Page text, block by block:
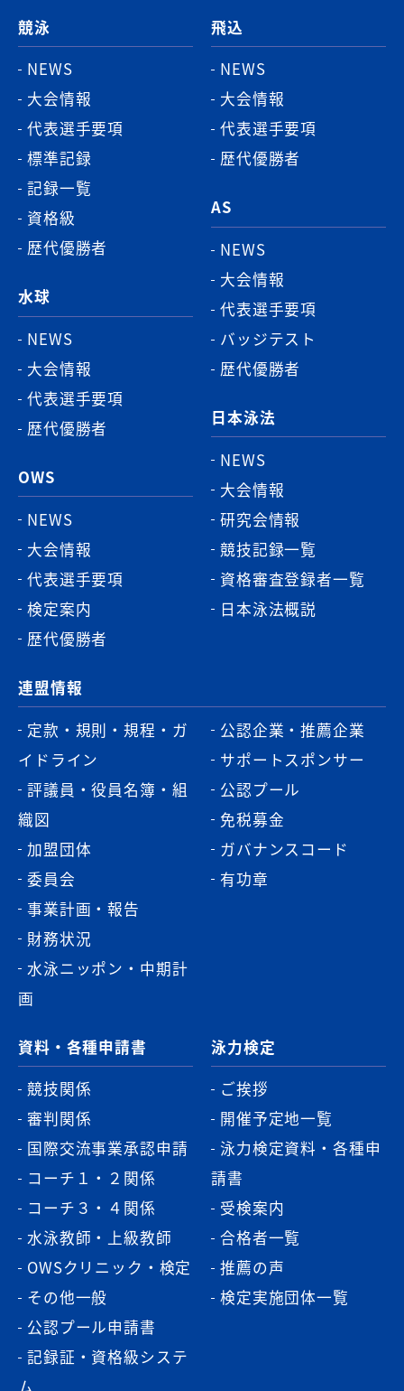
競泳
NEWS
大会情報
代表選手要項
標準記録
記録一覧
資格級
歴代優勝者
水球
NEWS
大会情報
代表選手要項
歴代優勝者
OWS
NEWS
大会情報
代表選手要項
検定案内
歴代優勝者
飛込
NEWS
大会情報
代表選手要項
歴代優勝者
AS
NEWS
大会情報
代表選手要項
バッジテスト
歴代優勝者
日本泳法
NEWS
大会情報
研究会情報
競技記録一覧
資格審査登録者一覧
日本泳法概説
連盟情報
定款・規則・規程・ガ
イドライン
評議員・役員名簿・組
織図
加盟団体
委員会
事業計画・報告
財務状況
水泳ニッポン・中期計
画
公認企業・推薦企業
サポートスポンサー
公認プール
免税募金
ガバナンスコード
有功章
資料・各種申請書
競技関係
審判関係
国際交流事業承認申請
コーチ１・２関係
コーチ３・４関係
水泳教師・上級教師
OWSクリニック・検定
その他一般
公認プール申請書
記録証・資格級システ
泳力検定
ご挨拶
開催予定地一覧
泳力検定資料・各種申
請書
受検案内
合格者一覧
推薦の声
検定実施団体一覧